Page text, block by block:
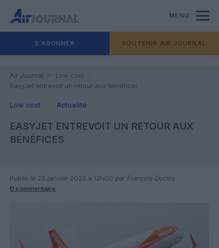
MENU
S'ABONNER SOUTENIR AIR JOURNAL
Air Journal
Low cost
EasyJet entrevoit un retour aux bénéfices
Low cost Actualité
EASYJET ENTREVOIT UN RETOUR AUX
BÉNÉFICES
Publié le 25 janvier 2023 à 12h00 par François Duclos
0 commentaire